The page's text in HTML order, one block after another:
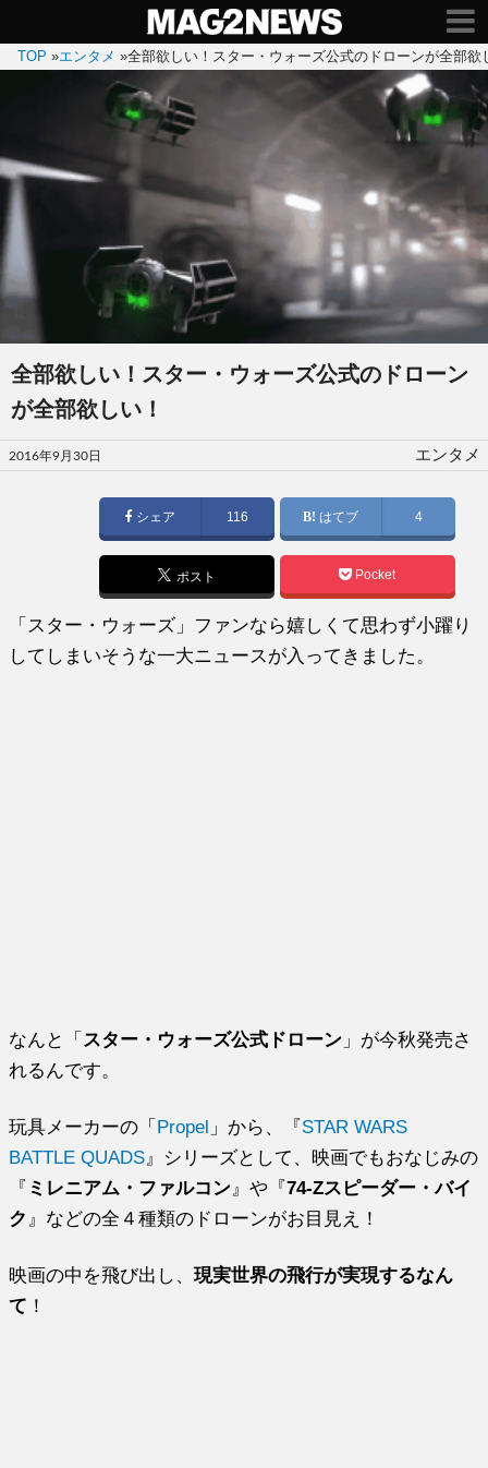
TOP »エンタメ »全部欲しい！スター・ウォーズ公式のドローンが全部欲
全部欲しい！スター・ウォーズ公式のドローン
が全部欲しい！
投
稿
2016年9月30日 エンタメ
シェア 116 はてブ 4
ポスト Pocket
「スター・ウォーズ」ファンなら嬉しくて思わず小躍り
してしまいそうな一大ニュースが入ってきました。
なんと「 スター・ウォーズ公式ドローン 」が今秋発売さ
れるんです。
玩具メーカーの「 Propel 」から、『STAR WARS
BATTLE QUADS 』シリーズとして、映画でもおなじみの
『 ミレニアム・ファルコン 』や『74-Zスピーダー・バイ
ク 』などの全４種類のドローンがお目見え！
映画の中を飛び出し、現実世界の飛行が実現するなん
て ！